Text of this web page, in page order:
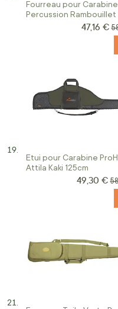
Fourreau pour Carabine
Percussion Rambouillet
Prix
47,16 €
Etui pour Carabine
Attila Kaki 125cm
Prix
49,30 €